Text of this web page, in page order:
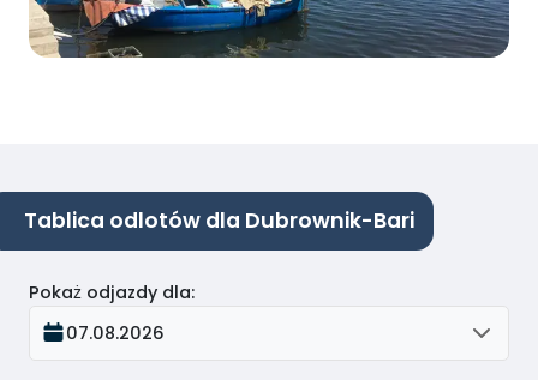
Tablica odlotów dla Dubrownik-Bari
Pokaż odjazdy dla:
07.08.2026